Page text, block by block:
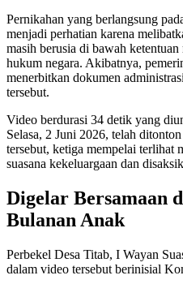
Pernikahan yang berlangsung
menjadi perhatian karena
masih berusia di bawah
hukum negara. Akibatnya,
menerbitkan dokumen
tersebut.
Video berdurasi 34 detik yang
Selasa, 2 Juni 2026, telah
tersebut, ketiga mempelai terlihat
suasana kekeluargaan dan
Digelar Bersamaan
Bulanan Anak
Perbekel Desa Titab, I Wayan
dalam video tersebut berinisial